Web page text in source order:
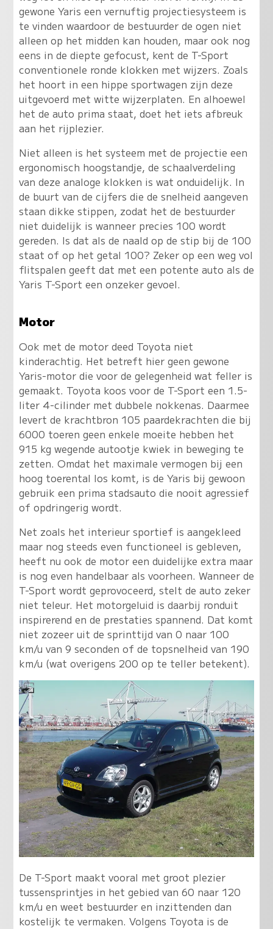
gewone Yaris een vernuftig projectiesysteem is
te vinden waardoor de bestuurder de ogen niet
alleen op het midden kan houden, maar ook nog
eens in de diepte gefocust, kent de T-Sport
conventionele ronde klokken met wijzers. Zoals
het hoort in een hippe sportwagen zijn deze
uitgevoerd met witte wijzerplaten. En alhoewel
het de auto prima staat, doet het iets afbreuk
aan het rijplezier.
Niet alleen is het systeem met de projectie een
ergonomisch hoogstandje, de schaalverdeling
van deze analoge klokken is wat onduidelijk. In
de buurt van de cijfers die de snelheid aangeven
staan dikke stippen, zodat het de bestuurder
niet duidelijk is wanneer precies 100 wordt
gereden. Is dat als de naald op de stip bij de 100
staat of op het getal 100? Zeker op een weg vol
flitspalen geeft dat met een potente auto als de
Yaris T-Sport een onzeker gevoel.
Motor
Ook met de motor deed Toyota niet
kinderachtig. Het betreft hier geen gewone
Yaris-motor die voor de gelegenheid wat feller is
gemaakt. Toyota koos voor de T-Sport een 1.5-
liter 4-cilinder met dubbele nokkenas. Daarmee
levert de krachtbron 105 paardekrachten die bij
6000 toeren geen enkele moeite hebben het
915 kg wegende autootje kwiek in beweging te
zetten. Omdat het maximale vermogen bij een
hoog toerental los komt, is de Yaris bij gewoon
gebruik een prima stadsauto die nooit agressief
of opdringerig wordt.
Net zoals het interieur sportief is aangekleed
maar nog steeds even functioneel is gebleven,
heeft nu ook de motor een duidelijke extra maar
is nog even handelbaar als voorheen. Wanneer de
T-Sport wordt geprovoceerd, stelt de auto zeker
niet teleur. Het motorgeluid is daarbij ronduit
inspirerend en de prestaties spannend. Dat komt
niet zozeer uit de sprinttijd van 0 naar 100
km/u van 9 seconden of de topsnelheid van 190
km/u (wat overigens 200 op te teller betekent).
De T-Sport maakt vooral met groot plezier
tussensprintjes in het gebied van 60 naar 120
km/u en weet bestuurder en inzittenden dan
kostelijk te vermaken. Volgens Toyota is de